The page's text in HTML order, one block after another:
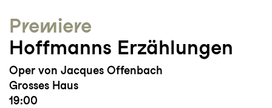
Premiere
Hoffmanns Erzählungen
Oper von Jacques Offenbach
Grosses Haus
19:00